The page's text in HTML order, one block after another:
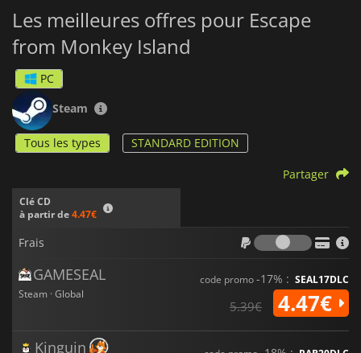
Les meilleures offres pour Escape
from Monkey Island
PC
Steam
Tous les types STANDARD EDITION
Clé CD
à partir de4.47€
Partager
Frais
Frais
GAMESEAL
Steam · Global
code promo-17% : SEAL17DLC
5.39€ 4.47€
Kinguin